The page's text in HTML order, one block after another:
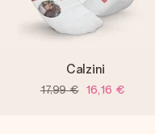
Calzini
17,99 € 16,16 €